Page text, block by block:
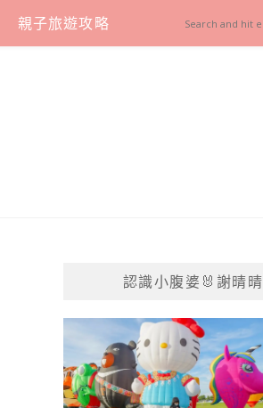
親子旅遊攻略
認識小腹婆🐰謝晴晴